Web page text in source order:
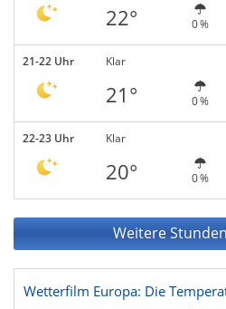
22° 0 %
21-22 Uhr Klar
21° 0 %
22-23 Uhr Klar
20° 0 %
Weitere
Wetterfilm Europa: Die